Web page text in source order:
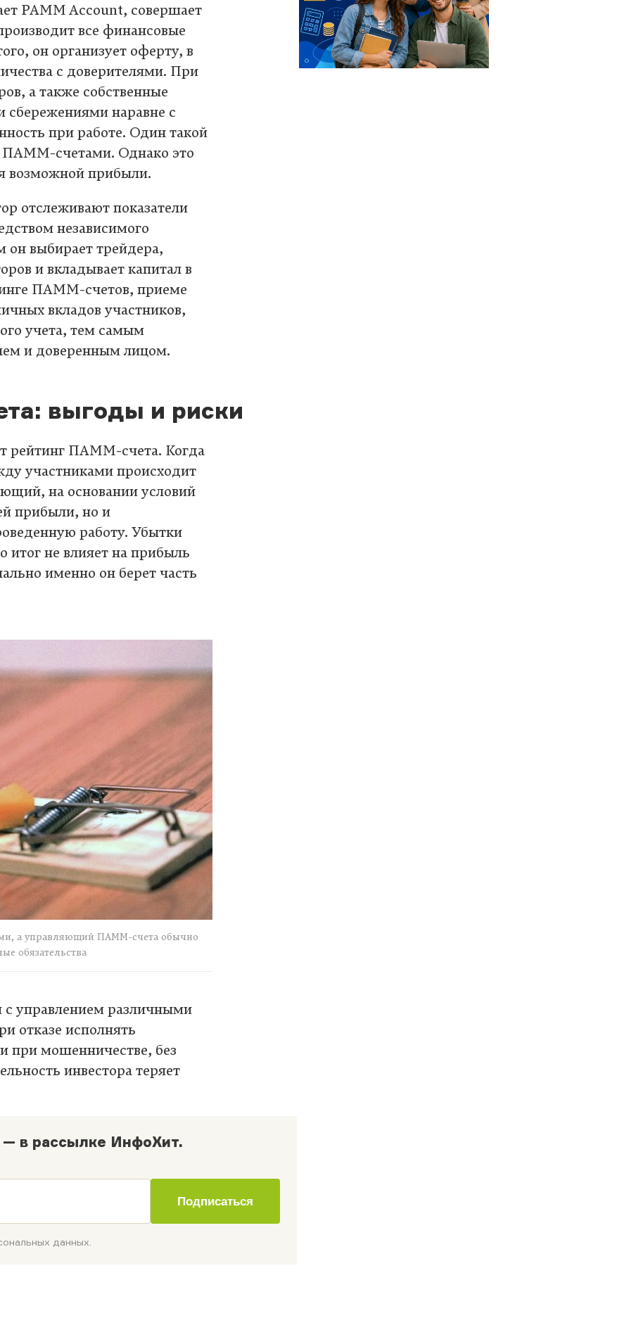
PAMM Account, совершает
все финансовые
он организует оферту, в
с доверителями. При
а также собственные
наравне с
при работе. Один такой
ПАММ-счетами. Однако это
возможной прибыли.
отслеживают показатели
независимого
он выбирает трейдера,
и вкладывает капитал в
ПАММ-счетов, приеме
вкладов участников,
учета, тем самым
и доверенным лицом.
выгоды и риски
рейтинг ПАММ-счета. Когда
участниками происходит
на основании условий
прибыли, но и
работу. Убытки
не влияет на прибыль
именно он берет часть
а управляющий ПАММ-счета обычно
обязательства
с управлением различными
отказе исполнять
при мошенничестве, без
инвестора теряет
в рассылке ИнфоХит.
Подписаться
данных.